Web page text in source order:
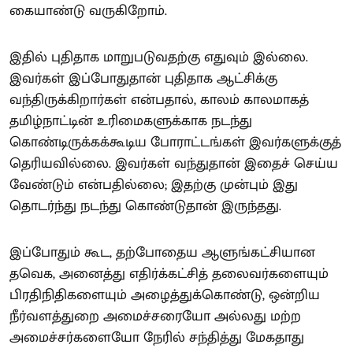
கையாண்டு வருகிறோம்.
இதில் புதிதாக மாறுபடுவதற்கு எதுவும் இல்லை.
இவர்கள் இப்போதுதான் புதிதாக ஆட்சிக்கு
வந்திருக்கிறார்கள் என்பதால், காலம் காலமாகத்
தமிழ்நாட்டின் உரிமைகளுக்காக நடந்து
கொண்டிருக்கக்கூடிய போராட்டங்கள் இவர்களுக்குத்
தெரியவில்லை. இவர்கள் வந்துதான் இதைச் செய்ய
வேண்டும் என்பதில்லை; இதற்கு முன்பும் இது
தொடர்ந்து நடந்து கொண்டுதான் இருந்தது.
இப்போதும் கூட, தற்போதைய ஆளுங்கட்சியான
தவெக, அனைத்து எதிர்க்கட்சித் தலைவர்களையும்
பிரதிநிதிகளையும் அழைத்துக்கொண்டு, ஒன்றிய
நீர்வளத்துறை அமைச்சரையோ அல்லது மற்ற
அமைச்சர்களையோ நேரில் சந்தித்து மேகதாது